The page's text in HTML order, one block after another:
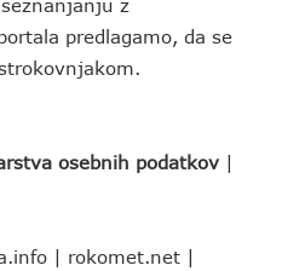
z
predlagamo, da se
osebnih podatkov |
| rokomet.net |